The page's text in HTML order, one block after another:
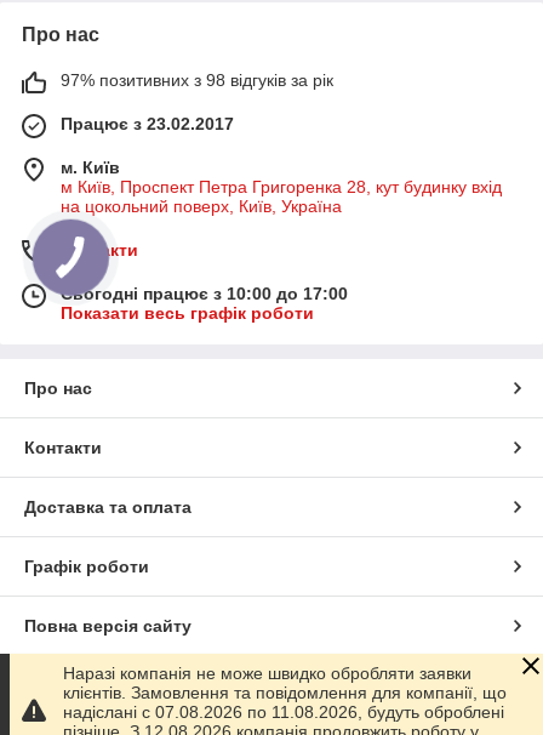
Про нас
97% позитивних з 98 відгуків за рік
Працює з 23.02.2017
м. Київ
м Київ, Проспект Петра Григоренка 28, кут будинку вхід
на цокольний поверх, Київ, Україна
Контакти
Сьогодні працює з 10:00 до 17:00
Показати весь графік роботи
Про нас
Контакти
Доставка та оплата
Графік роботи
Повна версія сайту
Сайт створено на маркетплейсіProm.ua
Наразі компанія не може швидко обробляти заявки
клієнтів. Замовлення та повідомлення для компанії, що
надіслані с 07.08.2026 по 11.08.2026, будуть оброблені